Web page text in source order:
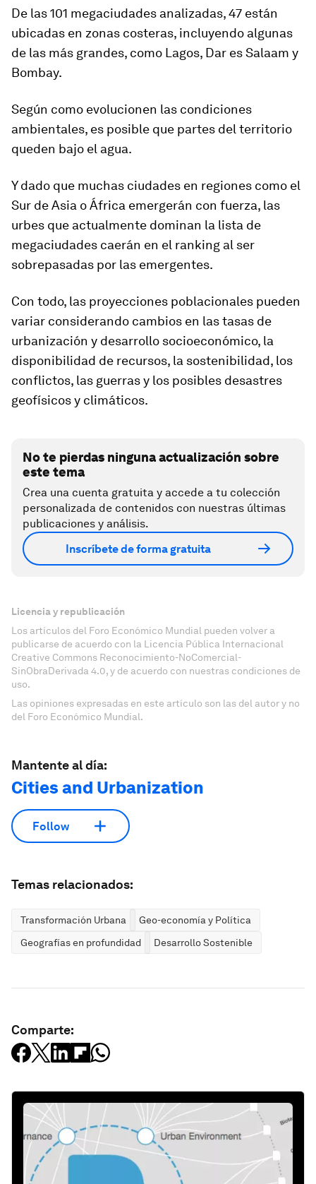
De las 101 megaciudades analizadas,47 están
ubicadas en zonas costeras, incluyendo algunas
de las más grandes, como Lagos, Dar es Salaam y
Bombay.
Según como evolucionen las condiciones
ambientales, es posible que partes del territorio
queden bajo el agua.
Y dado que muchas ciudades en regiones como el
Sur de Asia o África emergerán con fuerza, las
urbes que actualmente dominan la lista de
megaciudades caerán en el ranking al ser
sobrepasadas por las emergentes.
Con todo, las proyecciones poblacionales pueden
variar considerando cambios en las tasas de
urbanización y desarrollo socioeconómico, la
disponibilidad de recursos, la sostenibilidad, los
conflictos, las guerras y los posibles desastres
geofísicos y climáticos.
No te pierdas ninguna actualización sobre
este tema
Crea una cuenta gratuita y accede a tu colección
personalizada de contenidos con nuestras últimas
publicaciones y análisis.
Inscríbete de forma gratuita
Licencia y republicación
Los artículos del Foro Económico Mundial pueden volver a
publicarse de acuerdo con la Licencia Pública Internacional
Creative Commons Reconocimiento-NoComercial-
SinObraDerivada 4.0, y de acuerdo con nuestras condiciones de
uso.
Las opiniones expresadas en este artículo son las del autor y no
del Foro Económico Mundial.
Mantente al día:
Cities and Urbanization
Follow
Temas relacionados:
Transformación Urbana
Geo-economía y Política
Geografías en profundidad
Desarrollo Sostenible
Comparte: